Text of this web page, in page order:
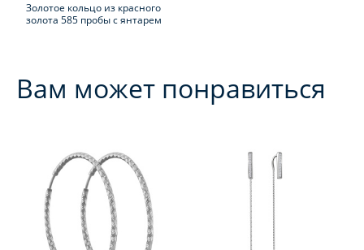
Золотое кольцо из красного
золота 585 пробы с янтарем
Вам может понравиться